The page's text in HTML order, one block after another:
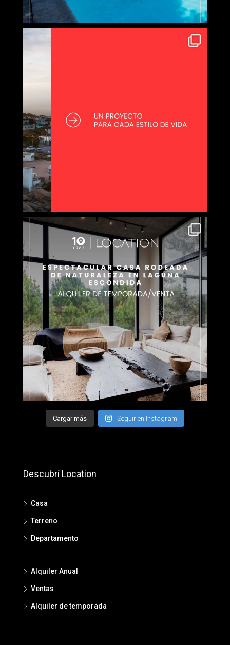
Cargar más Seguir en Instagram
Descubrí Location
Casa
Terreno
Departamento
Alquiler Anual
Ventas
Alquiler de temporada